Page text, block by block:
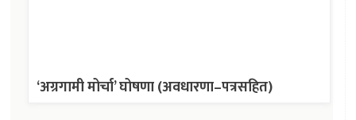
‘अग्रगामी मोर्चा’ घोषणा (अवधारणा–पत्रसहित)